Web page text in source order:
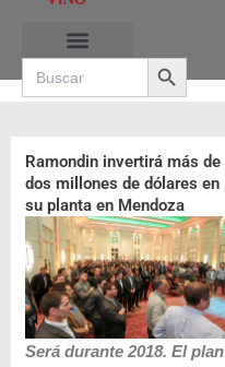
contenido
Search
for:
Search Button
Ramondin invertirá más de
dos millones de dólares en
su planta en Mendoza
Será durante 2018. El plan